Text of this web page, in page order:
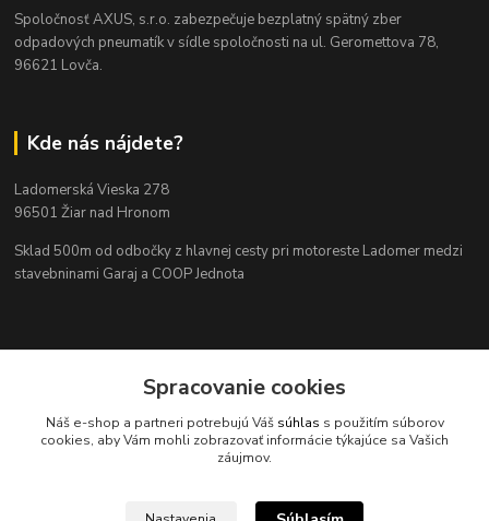
Spoločnosť AXUS, s.r.o. zabezpečuje bezplatný spätný zber
odpadových pneumatík v sídle spoločnosti na ul. Geromettova 78,
96621 Lovča.
Kde nás nájdete?
Ladomerská Vieska 278
96501 Žiar nad Hronom
Sklad 500m od odbočky z hlavnej cesty pri motoreste Ladomer medzi
stavebninami Garaj a COOP Jednota
Spracovanie cookies
Náš e-shop a partneri potrebujú Váš súhlas s použitím súborov
cookies, aby Vám mohli zobrazovať informácie týkajúce sa Vašich
záujmov.